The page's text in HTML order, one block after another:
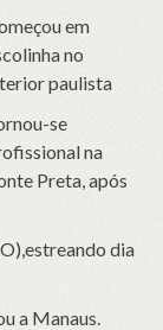
em
no
paulista
se
na
Preta, após
dia
a Manaus.